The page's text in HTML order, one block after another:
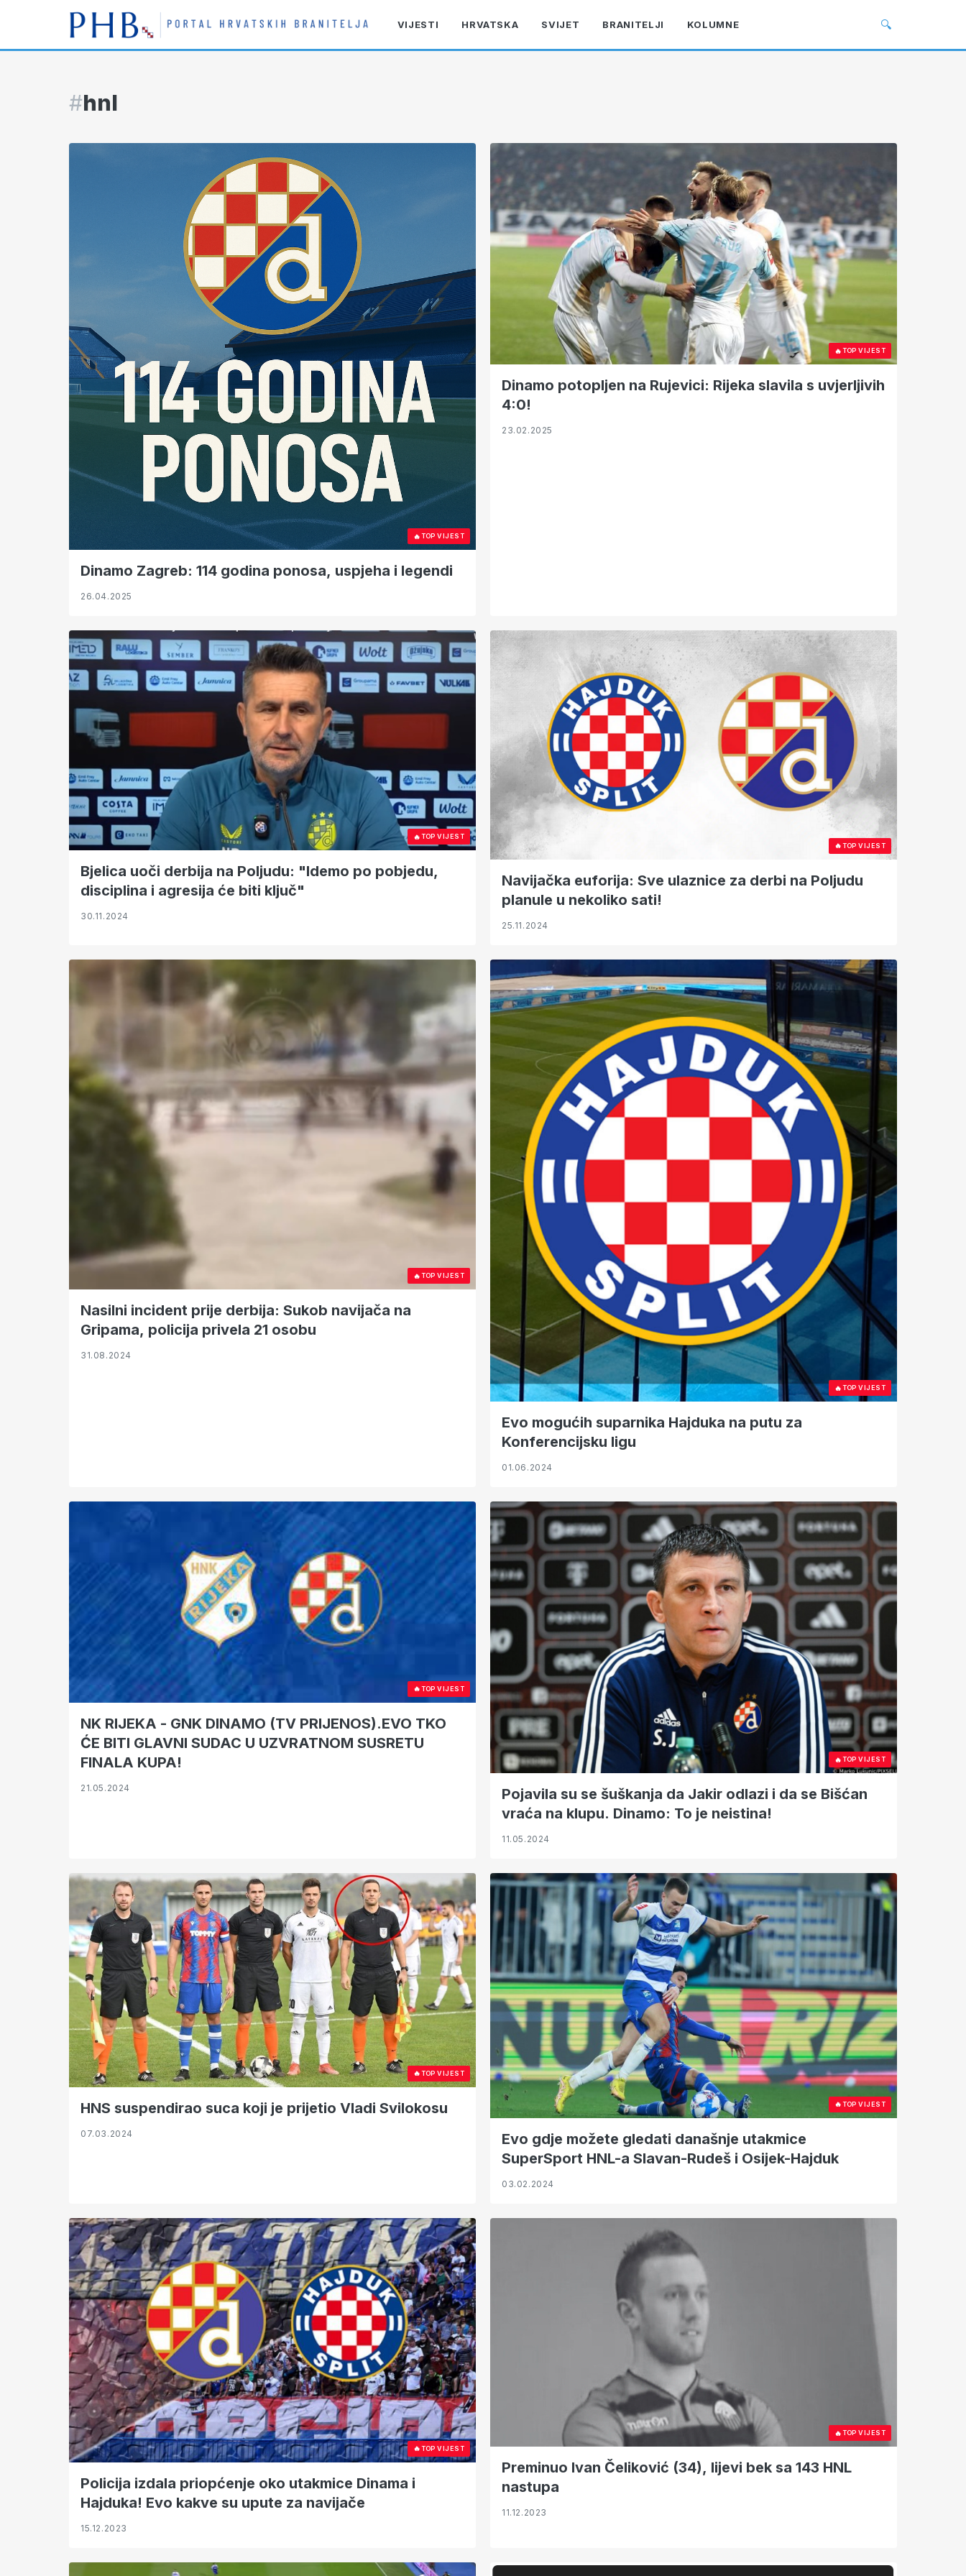
VIJESTI HRVATSKA SVIJET BRANITELJI KOLUMNE 🔍
#hnl
🔥TOP VIJEST
Dinamo Zagreb: 114 godina ponosa, uspjeha i legendi
26.04.2025
🔥TOP VIJEST
Dinamo potopljen na Rujevici: Rijeka slavila s uvjerljivih
4:0!
23.02.2025
🔥TOP VIJEST
Bjelica uoči derbija na Poljudu: "Idemo po pobjedu,
disciplina i agresija će biti ključ"
30.11.2024
🔥TOP VIJEST
Navijačka euforija: Sve ulaznice za derbi na Poljudu
planule u nekoliko sati!
25.11.2024
🔥TOP VIJEST
Nasilni incident prije derbija: Sukob navijača na
Gripama, policija privela 21 osobu
31.08.2024
🔥TOP VIJEST
Evo mogućih suparnika Hajduka na putu za
Konferencijsku ligu
01.06.2024
🔥TOP VIJEST
NK RIJEKA - GNK DINAMO (TV PRIJENOS).EVO TKO
ĆE BITI GLAVNI SUDAC U UZVRATNOM SUSRETU
FINALA KUPA!
21.05.2024
🔥TOP VIJEST
Pojavila su se šuškanja da Jakir odlazi i da se Bišćan
vraća na klupu. Dinamo: To je neistina!
11.05.2024
🔥TOP VIJEST
HNS suspendirao suca koji je prijetio Vladi Svilokosu
07.03.2024
🔥TOP VIJEST
Evo gdje možete gledati današnje utakmice
SuperSport HNL-a Slavan-Rudeš i Osijek-Hajduk
03.02.2024
🔥TOP VIJEST
Policija izdala priopćenje oko utakmice Dinama i
Hajduka! Evo kakve su upute za navijače
15.12.2023
🔥TOP VIJEST
Preminuo Ivan Čeliković (34), lijevi bek sa 143 HNL
nastupa
11.12.2023